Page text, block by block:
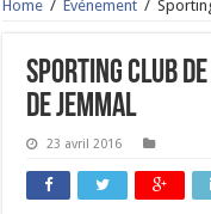
Home / Événement /
Sporting Club
de Jemmal
23 avril 2016